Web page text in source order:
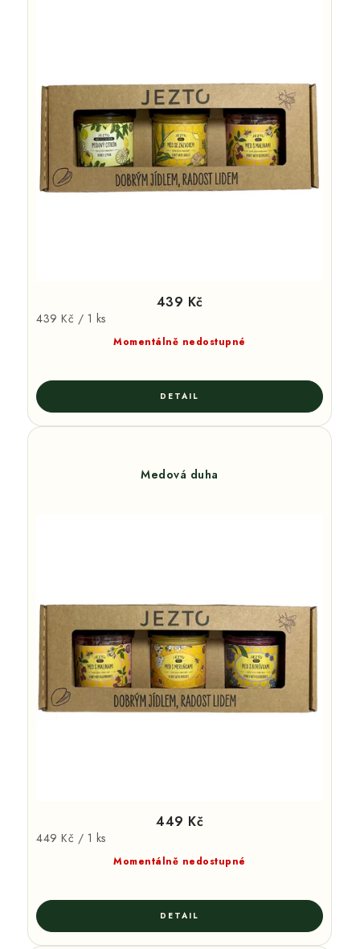
Momentálně nedostupné
439 Kč
Měrná
439 Kč / 1 ks
Medová duha
Momentálně nedostupné
449 Kč
Měrná
449 Kč / 1 ks